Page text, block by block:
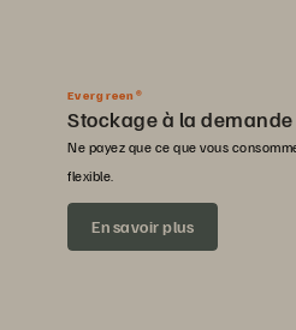
Evergreen®
Stockage à la demande
Ne payez que ce que vous
flexible.
En savoir plus